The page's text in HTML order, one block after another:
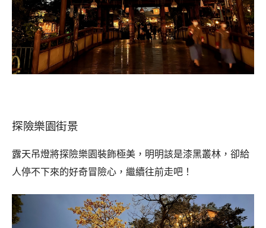
探險樂園街景
露天吊燈將探險樂園裝飾極美，明明該是漆黑叢林，卻給
人停不下來的好奇冒險心，繼續往前走吧！